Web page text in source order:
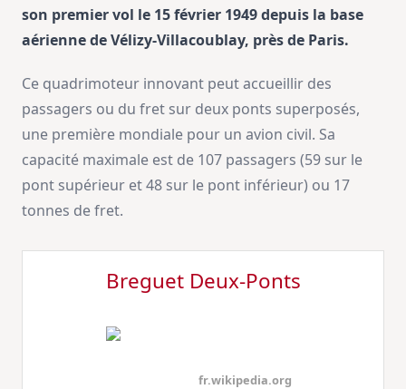
son premier vol le 15 février 1949 depuis la base
aérienne de Vélizy-Villacoublay, près de Paris.
Ce quadrimoteur innovant peut accueillir des
passagers ou du fret sur deux ponts superposés,
une première mondiale pour un avion civil. Sa
capacité maximale est de 107 passagers (59 sur le
pont supérieur et 48 sur le pont inférieur) ou 17
tonnes de fret.
Breguet Deux-Ponts
fr.wikipedia.org